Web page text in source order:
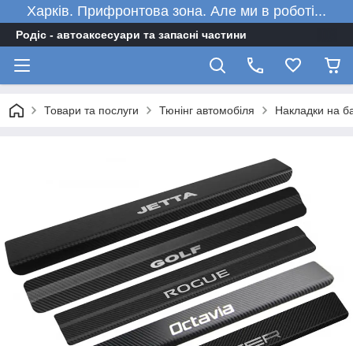
Харків. Прифронтова зона. Але ми в роботі...
Родіс - автоаксесуари та запасні частини
Товари та послуги Тюнінг автомобіля Накладки на